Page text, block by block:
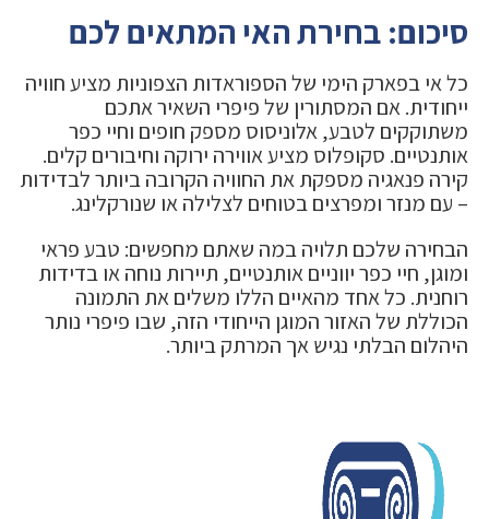
סיכום: בחירת האי המתאים לכם
כל אי בפארק הימי של הספוראדות הצפוניות מציע חוויה
ייחודית. אם המסתורין של פיפרי השאיר אתכם
משתוקקים לטבע, אלוניסוס מספק חופים וחיי כפר
אותנטיים. סקופלוס מציע אווירה ירוקה וחיבורים קלים.
קירה פנאגיה מספקת את החוויה הקרובה ביותר לבדידות
– עם מנזר ומפרצים בטוחים לצלילה או שנורקלינג.
הבחירה שלכם תלויה במה שאתם מחפשים: טבע פראי
ומוגן, חיי כפר יווניים אותנטיים, תיירות נוחה או בדידות
רוחנית. כל אחד מהאיים הללו משלים את התמונה
הכוללת של האזור המוגן הייחודי הזה, שבו פיפרי נותר
היהלום הבלתי נגיש אך המרתק ביותר.